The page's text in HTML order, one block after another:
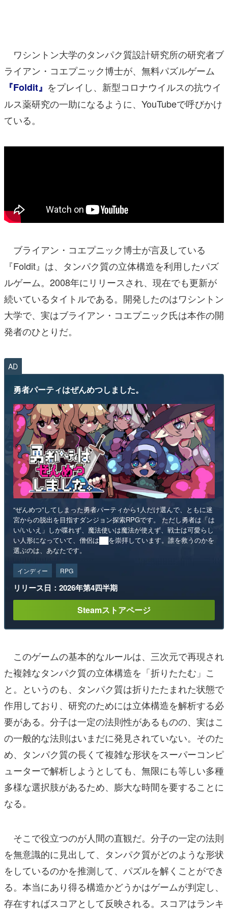
アプリレビュー
その他
電ファミニコゲーマーとは？
運営：株式会社マレ
ワシントン大学のタンパク質設計研究所の研究者ブ
ライアン・コエプニック博士が、無料パズルゲーム
『Foldit』 をプレイし、新型コロナウイルスの抗ウイ
ルス薬研究の一助になるように、YouTubeで呼びかけ
ている。
ブライアン・コエプニック博士が言及している
『Foldit』は、タンパク質の立体構造を利用したパズ
ルゲーム。2008年にリリースされ、現在でも更新が
続いているタイトルである。開発したのはワシントン
大学で、実はブライアン・コエプニック氏は本作の開
発者のひとりだ。
AD
勇者パーティはぜんめつしました。
“ぜんめつ”してしまった勇者パーティから1人だけ選んで、ともに迷
宮からの脱出を目指すダンジョン探索RPGです。 ただし勇者は「は
い/いいえ」しか喋れず、魔法使いは魔法が使えず、戦士は可愛らし
い人形になっていて、僧侶は██を崇拝しています。誰を救うのかを
選ぶのは、あなたです。
インディー RPG
リリース日：2026年第4四半期
Steamストアページ
このゲームの基本的なルールは、三次元で再現され
た複雑なタンパク質の立体構造を「折りたたむ」こ
と。というのも、タンパク質は折りたたまれた状態で
作用しており、研究のためには立体構造を解析する必
要がある。分子は一定の法則性があるものの、実はこ
の一般的な法則はいまだに発見されていない。そのた
め、タンパク質の長くて複雑な形状をスーパーコンピ
ューターで解析しようとしても、無限にも等しい多種
多様な選択肢があるため、膨大な時間を要することに
なる。
そこで役立つのが人間の直観だ。分子の一定の法則
を無意識的に見出して、タンパク質がどのような形状
をしているのかを推測して、パズルを解くことができ
る。本当にあり得る構造かどうかはゲームが判定し、
存在すればスコアとして反映される。スコアはランキ